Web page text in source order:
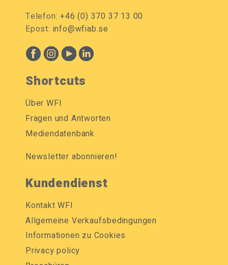
Telefon:+46 (0) 370 37 13 00
Epost: info@wfiab.se
Shortcuts
Über WFI
Fragen und Antworten
Mediendatenbank
Newsletter abonnieren!
Kundendienst
Kontakt WFI
Allgemeine Verkaufsbedingungen
Informationen zu Cookies
Privacy policy